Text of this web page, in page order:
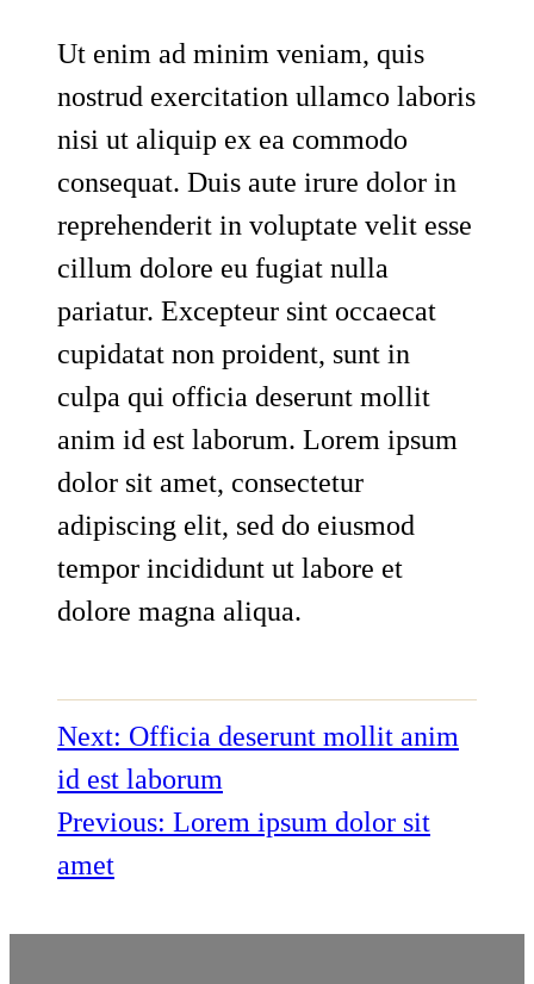
Ut enim ad minim veniam, quis
nostrud exercitation ullamco laboris
nisi ut aliquip ex ea commodo
consequat. Duis aute irure dolor in
reprehenderit in voluptate velit esse
cillum dolore eu fugiat nulla
pariatur. Excepteur sint occaecat
cupidatat non proident, sunt in
culpa qui officia deserunt mollit
anim id est laborum. Lorem ipsum
dolor sit amet, consectetur
adipiscing elit, sed do eiusmod
tempor incididunt ut labore et
dolore magna aliqua.
Next: Officia deserunt mollit anim
id est laborum
Previous: Lorem ipsum dolor sit
amet